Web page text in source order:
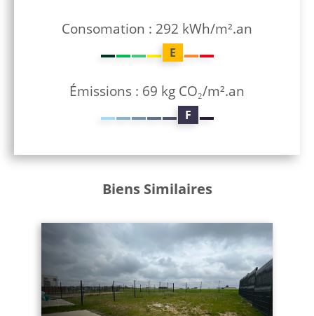
Consomation : 292 kWh/m².an
E
Émissions : 69 kg CO₂/m².an
F
Biens Similaires